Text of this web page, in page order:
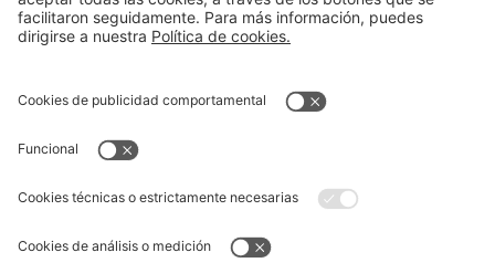
Política de cookies
mibe.de